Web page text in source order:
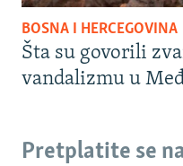
BOSNA I HERCEGOVINA
Šta su govorili
vandalizmu u
Pretplatite se